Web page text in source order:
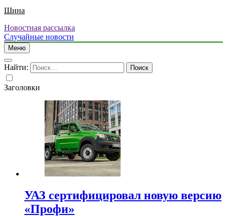
Шина
Новостная рассылка
Случайные новости
Меню
Найти:
Заголовки
УАЗ сертифицировал новую версию
«Профи»